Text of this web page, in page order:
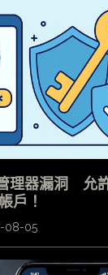
理器漏洞 允
戶！
08-05